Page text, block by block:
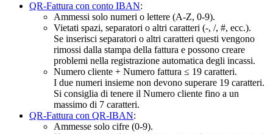
QR-Fattura con conto IBAN:
Ammessi solo numeri o lettere (A‑Z, 0‑9).
Vietati spazi, separatori o altri caratteri (-, /, #, ecc.).
Se inserisci separatori o altri caratteri questi vengono
rimossi dalla stampa della fattura e possono creare
problemi nella registrazione automatica degli incassi.
Numero cliente + Numero fattura ≤ 19 caratteri.
I due numeri insieme non devono superare 19 caratteri.
Si consiglia di tenere il Numero cliente fino a un
massimo di 7 caratteri.
QR-Fattura con QR-IBAN:
Ammesse solo cifre (0-9).